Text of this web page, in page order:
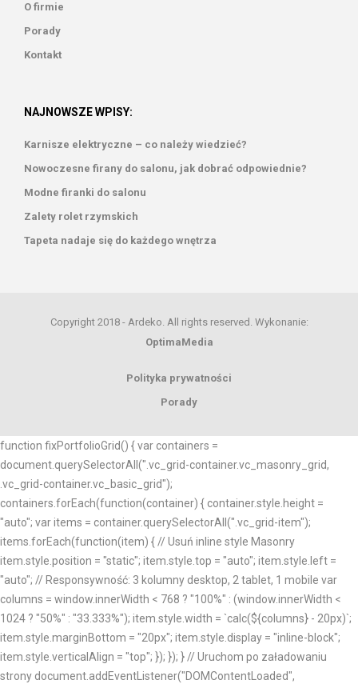
O firmie
Porady
Kontakt
NAJNOWSZE WPISY:
Karnisze elektryczne – co należy wiedzieć?
Nowoczesne firany do salonu, jak dobrać odpowiednie?
Modne firanki do salonu
Zalety rolet rzymskich
Tapeta nadaje się do każdego wnętrza
Copyright 2018 - Ardeko. All rights reserved. Wykonanie:
OptimaMedia
Polityka prywatności
Porady
function fixPortfolioGrid() { var containers =
document.querySelectorAll(".vc_grid-container.vc_masonry_grid,
.vc_grid-container.vc_basic_grid");
containers.forEach(function(container) { container.style.height =
"auto"; var items = container.querySelectorAll(".vc_grid-item");
items.forEach(function(item) { // Usuń inline style Masonry
item.style.position = "static"; item.style.top = "auto"; item.style.left =
"auto"; // Responsywność: 3 kolumny desktop, 2 tablet, 1 mobile var
columns = window.innerWidth < 768 ? "100%" : (window.innerWidth <
1024 ? "50%" : "33.333%"); item.style.width = `calc(${columns} - 20px)`;
item.style.marginBottom = "20px"; item.style.display = "inline-block";
item.style.verticalAlign = "top"; }); }); } // Uruchom po załadowaniu
strony document.addEventListener("DOMContentLoaded",